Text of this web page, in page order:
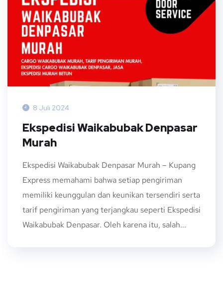
8 Juli 2024
Ekspedisi Waikabubak Denpasar
Murah
Ekspedisi Waikabubak Denpasar Murah – Kupang
Express memahami bahwa setiap pengiriman
memiliki keunggulan dan keunikan tersendiri serta
tarif pengiriman yang terjangkau seperti Ekspedisi
Waikabubak Denpasar. Oleh karena itu, salah...